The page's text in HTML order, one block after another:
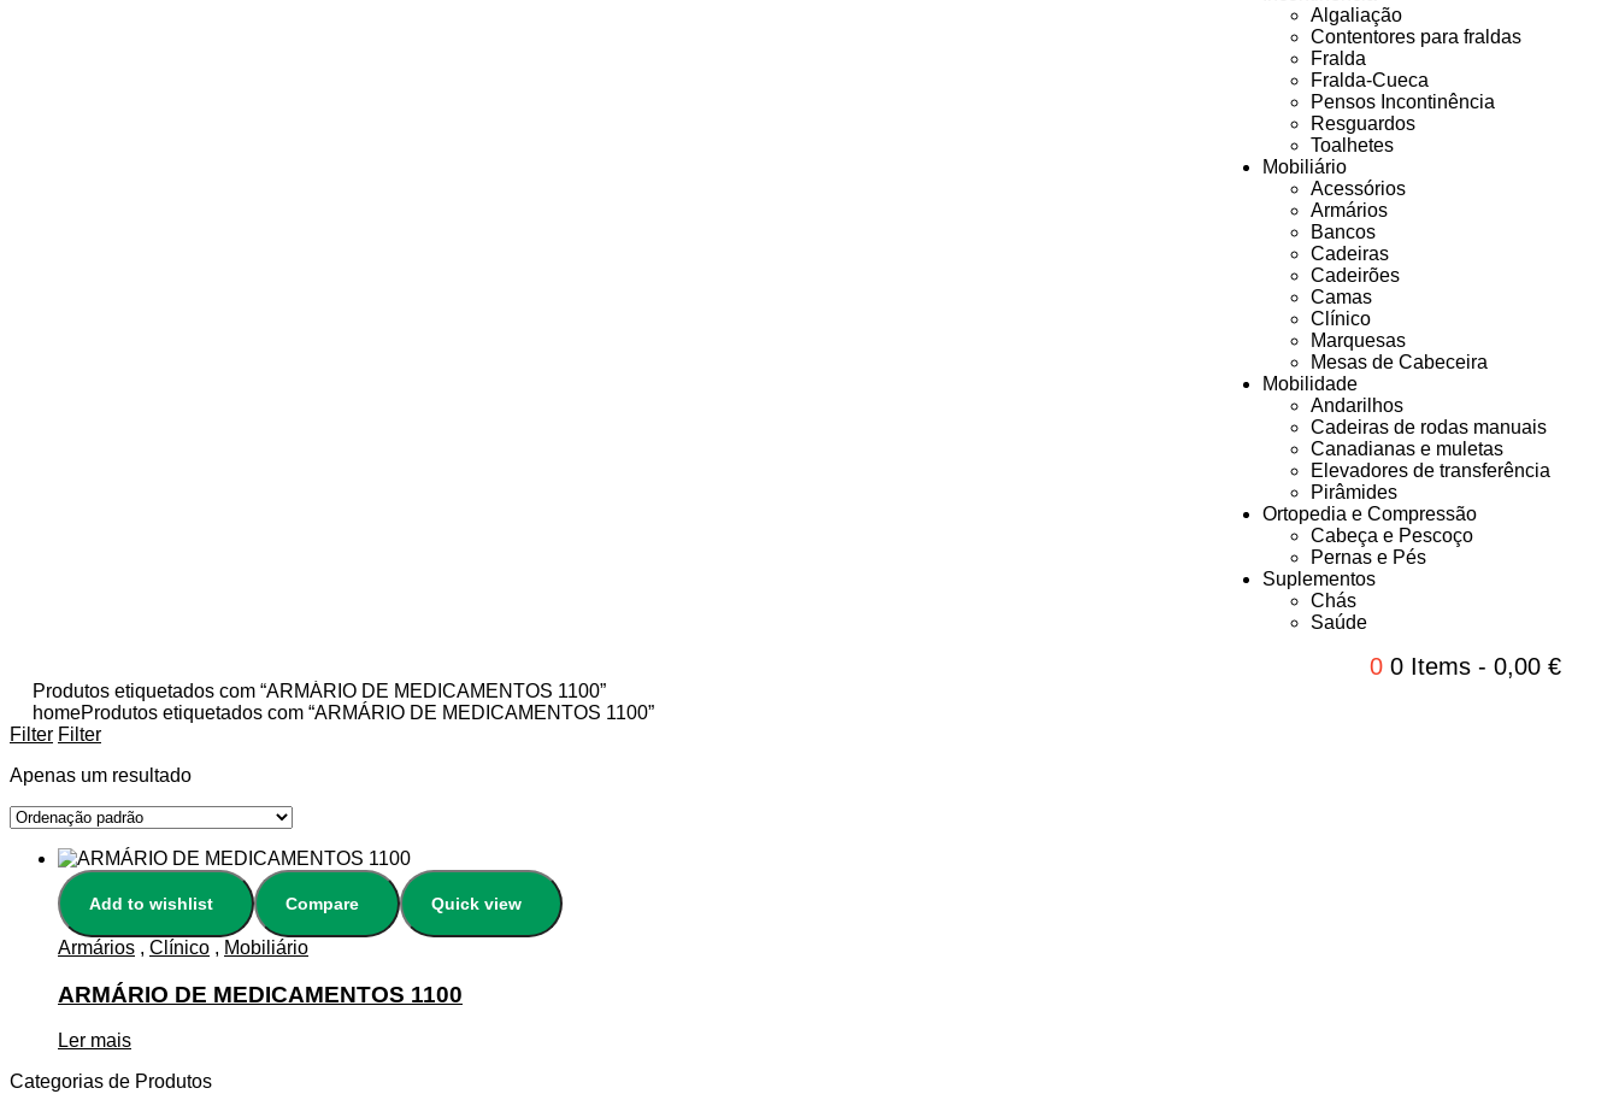
Algaliação
Contentores para fraldas
Fralda
Fralda-Cueca
Pensos Incontinência
Resguardos
Toalhetes
Mobiliário
Acessórios
Armários
Bancos
Cadeiras
Cadeirões
Camas
Clínico
Marquesas
Mesas de Cabeceira
Mobilidade
Andarilhos
Cadeiras de rodas manuais
Canadianas e muletas
Elevadores de transferência
Pirâmides
Ortopedia e Compressão
Cabeça e Pescoço
Pernas e Pés
Suplementos
Chás
Saúde
0 0 Items- 0,00 €
Produtos etiquetados com “ARMÁRIO DE MEDICAMENTOS 1100”
homeProdutos etiquetados com “ARMÁRIO DE MEDICAMENTOS 1100”
Filter Filter
Apenas um resultado
Add to wishlist Compare Quick view
Armários , Clínico , Mobiliário
ARMÁRIO DE MEDICAMENTOS 1100
Ler mais
Categorias de Produtos